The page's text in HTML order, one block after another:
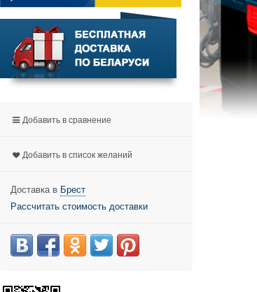
Добавить в сравнение
Добавить в список желаний
Доставка в Брест
Рассчитать стоимость доставки